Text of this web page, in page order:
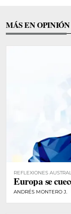
MÁS EN OPINIÓN
REFLEXIONES
Europa se
ANDRÉS MONTERO J.